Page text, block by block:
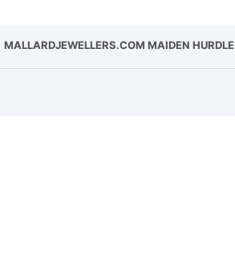
MALLARDJEWELLERS.COM MAIDEN HURDLE